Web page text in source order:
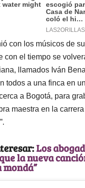
con los músicos de
con el tiempo se
llamados Iván
todos a una finca en
a Bogotá, para
maestra en la carrera
Los
la nueva
mondá”